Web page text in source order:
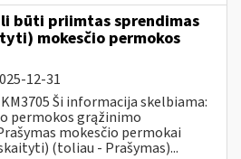
būti priimtas sprendimas
mokesčio permokos
12-31
Ši informacija skelbiama:
permokos grąžinimo
mokesčio permokai
(toliau - Prašymas)...